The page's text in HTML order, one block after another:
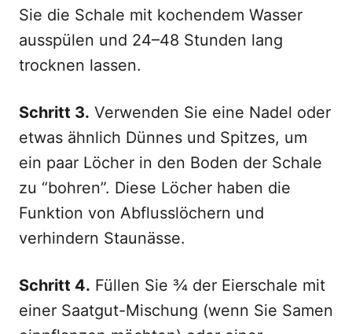
Sie die Schale mit kochendem Wasser
ausspülen und 24–48 Stunden lang
trocknen lassen.
Schritt 3. Verwenden Sie eine Nadel oder
etwas ähnlich Dünnes und Spitzes, um
ein paar Löcher in den Boden der Schale
zu “bohren”. Diese Löcher haben die
Funktion von Abflusslöchern und
verhindern Staunässe.
Schritt 4. Füllen Sie ¾ der Eierschale mit
einer Saatgut-Mischung (wenn Sie Samen